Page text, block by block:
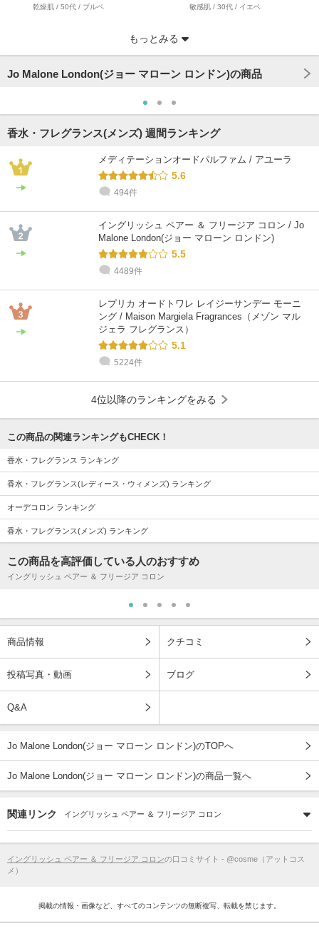
乾燥肌 / 50代 / ブルベ 敏感肌 / 30代 / イエベ
混合肌 / 40代 / ブルベ
もっとみる
Jo Malone London(ジョー マローン ロンドン)の商品
香水・フレグランス(メンズ) 週間ランキング
メディテーションオードパルファム / アユーラ
5.6
494件
イングリッシュ ペアー ＆ フリージア コロン / Jo
Malone London(ジョー マローン ロンドン)
5.5
4489件
レプリカ オードトワレ レイジーサンデー モーニ
ング / Maison Margiela Fragrances（メゾン マル
ジェラ フレグランス）
5.1
5224件
4位以降のランキングをみる
この商品の関連ランキングもCHECK！
香水・フレグランス ランキング
香水・フレグランス(レディース・ウィメンズ) ランキング
オーデコロン ランキング
香水・フレグランス(メンズ) ランキング
この商品を高評価している人のおすすめ
イングリッシュ ペアー ＆ フリージア コロン
商品情報 クチコミ
投稿写真・動画 ブログ
Q&A
Jo Malone London(ジョー マローン ロンドン)のTOPへ
Jo Malone London(ジョー マローン ロンドン)の商品一覧へ
関連リンク イングリッシュ ペアー ＆ フリージア コロン
イングリッシュ ペアー ＆ フリージア コロンの口コミサイト - @cosme（アットコス
メ）
掲載の情報・画像など、すべてのコンテンツの無断複写、転載を禁じます。